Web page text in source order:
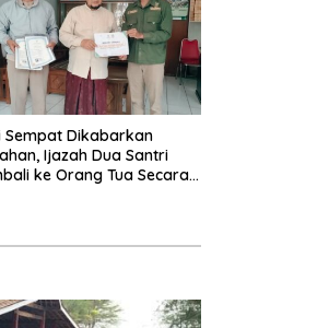
Sempat Dikabarkan
Ijazah Dua Santri
ke Orang Tua Secara